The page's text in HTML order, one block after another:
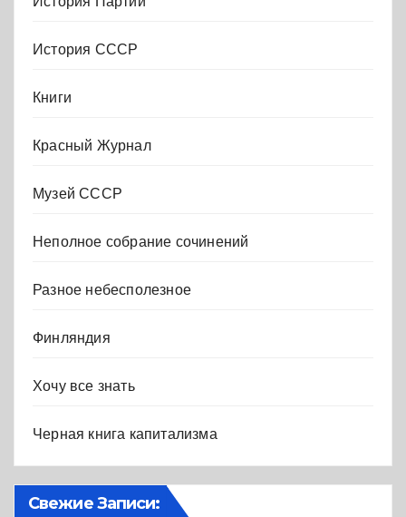
История СССР
Книги
Красный Журнал
Музей СССР
Неполное собрание сочинений
Разное небесполезное
Финляндия
Хочу все знать
Черная книга капитализма
Свежие Записи: